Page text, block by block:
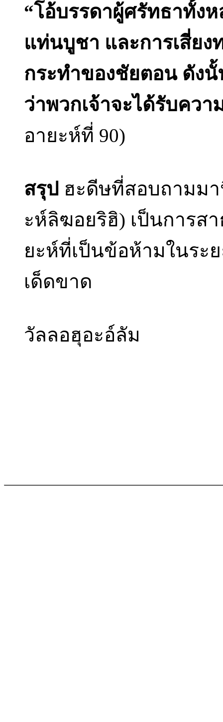
“โอ้บรรดาผู้ศรัทธาทั้ง
แท่นบูชา และการเสี่ยง
กระทำของชัยตอน ดังนั้
ว่าพวกเจ้าจะได้รับควา
อายะห์ที่ 90)
สรุป ฮะดีษที่สอบถามมา
ะห์ลิฆอยริฮิ) เป็นการส
ยะห์ที่เป็นข้อห้ามในระ
เด็ดขาด
วัลลอฮุอะอ์ลัม